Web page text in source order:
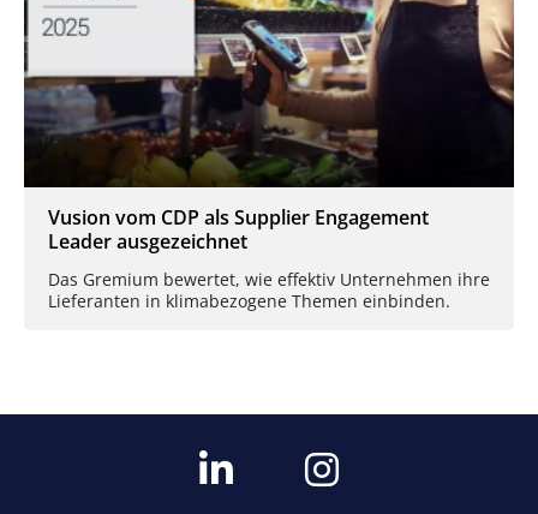
Vusion vom CDP als Supplier Engagement
Leader ausgezeichnet
Das Gremium bewertet, wie effektiv Unternehmen ihre
Lieferanten in klimabezogene Themen einbinden.